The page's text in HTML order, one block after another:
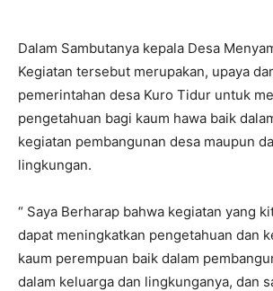
Dalam Sambutanya kepala Desa
Kegiatan tersebut merupakan, upaya
pemerintahan desa Kuro Tidur untuk
pengetahuan bagi kaum hawa baik
kegiatan pembangunan desa maupun
lingkungan.
“ Saya Berharap bahwa kegiatan yang
dapat meningkatkan pengetahuan dan
kaum perempuan baik dalam
dalam keluarga dan lingkunganya, dan